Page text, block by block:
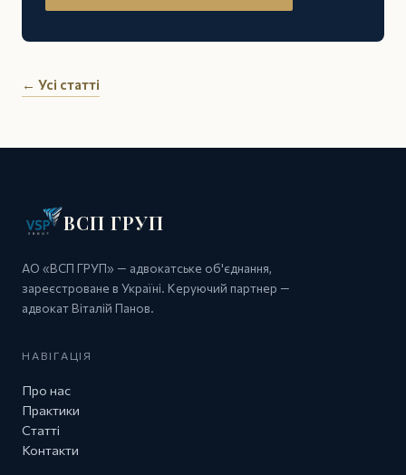
← Усі статті
ВСП ГРУП
АО «ВСП ГРУП» — адвокатське об'єднання,
зареєстроване в Україні. Керуючий партнер —
адвокат Віталій Панов.
НАВІГАЦІЯ
Про нас
Практики
Статті
Контакти